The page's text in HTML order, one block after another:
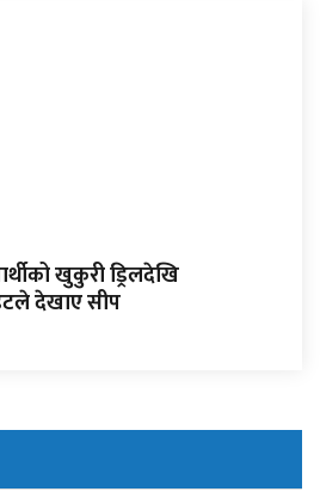
खुकुरी ड्रिलदेखि
देखाए सीप